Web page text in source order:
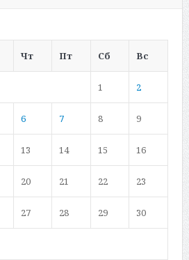
Чт Пт Сб Вс
1 2
6 7 8 9
13 14 15 16
20 21 22 23
27 28 29 30